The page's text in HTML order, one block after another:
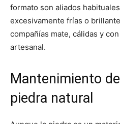
formato son aliados
excesivamente frías o
compañías mate, cálidas y
artesanal.
Mantenimiento
piedra natural